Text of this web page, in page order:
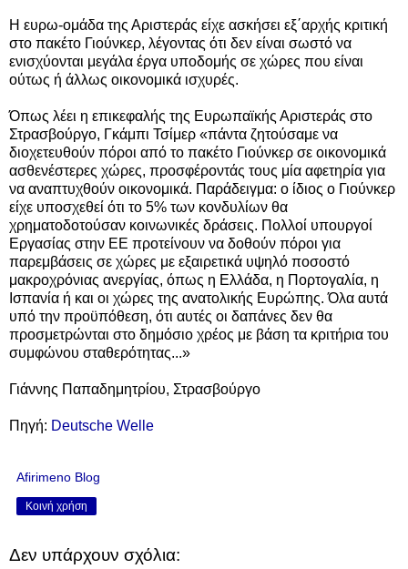
Η ευρω-ομάδα της Αριστεράς είχε ασκήσει εξ΄αρχής κριτική
στο πακέτο Γιούνκερ, λέγοντας ότι δεν είναι σωστό να
ενισχύονται μεγάλα έργα υποδομής σε χώρες που είναι
ούτως ή άλλως οικονομικά ισχυρές.
Όπως λέει η επικεφαλής της Ευρωπαϊκής Αριστεράς στο
Στρασβούργο, Γκάμπι Τσίμερ «πάντα ζητούσαμε να
διοχετευθούν πόροι από το πακέτο Γιούνκερ σε οικονομικά
ασθενέστερες χώρες, προσφέροντάς τους μία αφετηρία για
να αναπτυχθούν οικονομικά. Παράδειγμα: ο ίδιος ο Γιούνκερ
είχε υποσχεθεί ότι το 5% των κονδυλίων θα
χρηματοδοτούσαν κοινωνικές δράσεις. Πολλοί υπουργοί
Εργασίας στην ΕΕ προτείνουν να δοθούν πόροι για
παρεμβάσεις σε χώρες με εξαιρετικά υψηλό ποσοστό
μακροχρόνιας ανεργίας, όπως η Ελλάδα, η Πορτογαλία, η
Ισπανία ή και οι χώρες της ανατολικής Ευρώπης. Όλα αυτά
υπό την προϋπόθεση, ότι αυτές οι δαπάνες δεν θα
προσμετρώνται στο δημόσιο χρέος με βάση τα κριτήρια του
συμφώνου σταθερότητας...»
Γιάννης Παπαδημητρίου, Στρασβούργο
Πηγή: Deutsche Welle
Afirimeno Blog
Κοινή χρήση
Δεν υπάρχουν σχόλια: